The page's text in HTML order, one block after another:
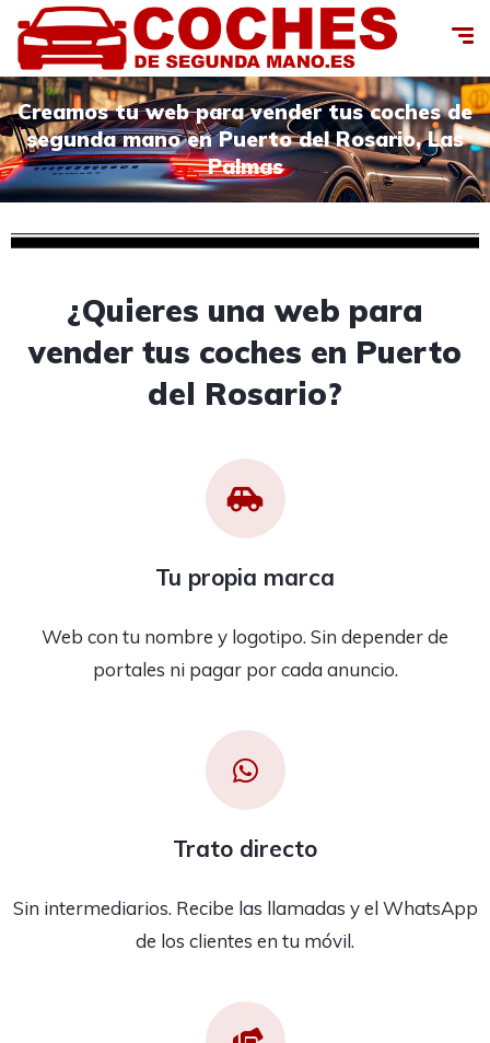
Creamos tu web para vender tus coches de
segunda mano en Puerto del Rosario, Las
Palmas
¿Quieres una web para
vender tus coches en Puerto
del Rosario?
Tu propia marca
Web con tu nombre y logotipo. Sin depender de
portales ni pagar por cada anuncio.
Trato directo
Sin intermediarios. Recibe las llamadas y el WhatsApp
de los clientes en tu móvil.